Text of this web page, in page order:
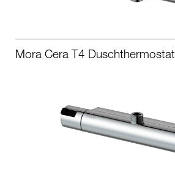
Mora Cera T4 Duschthermostat